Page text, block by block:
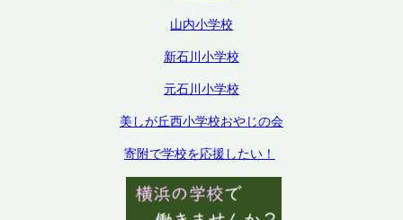
山内小学校
新石川小学校
元石川小学校
美しが丘西小学校おやじの会
寄附で学校を応援したい！